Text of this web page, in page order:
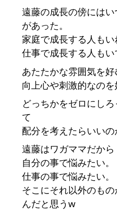
遠藤の成長の傍には
があった。
家庭で成長する人も
仕事で成長する人もい
あたたかな雰囲気を
向上心や刺激的なのを
どっちかをゼロにし
て
配分を考えたらいいの
遠藤はワガママだから
自分の事で悩みたい。
仕事の事で悩みたい。
そこにそれ以外のも
んだと思うw